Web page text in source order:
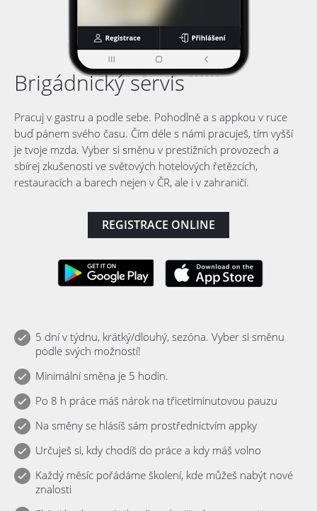
Brigádnický servis
Pracuj v gastru a podle sebe. Pohodlně a s appkou v ruce
buď pánem svého času. Čím déle s námi pracuješ, tím vyšší
je tvoje mzda. Vyber si směnu v prestižních provozech a
sbírej zkušenosti ve světových hotelových řetězcích,
restauracích a barech nejen v ČR, ale i v zahraničí.
REGISTRACE ONLINE
5 dní v týdnu, krátký/dlouhý, sezóna. Vyber si směnu
podle svých možností!
Minimální směna je 5 hodin.
Po 8 h práce máš nárok na třicetiminutovou pauzu
Na směny se hlásíš sám prostřednictvím appky
Určuješ si, kdy chodíš do práce a kdy máš volno
Každý měsíc pořádáme školení, kde můžeš nabýt nové
znalosti